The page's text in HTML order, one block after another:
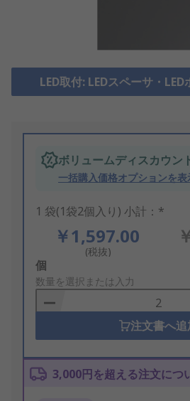
LED取付: LEDスペーサ・
ボリュームディスカウン
一括購入価格オプションを表
1 袋(1袋2個入り) 小計：*
￥1,597.00
(税抜)
Add
to
Basket
個
数量を選択または入力
注文書へ追
3,000円を超える注文につ